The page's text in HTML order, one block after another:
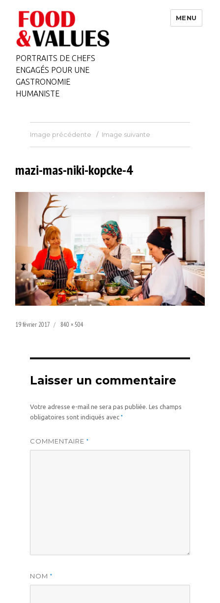
PORTRAITS DE CHEFS
ENGAGÉS POUR UNE
GASTRONOMIE
HUMANISTE
MENU
Image précédente Image suivante
mazi-mas-niki-kopcke-4
Publié
19 février 2017
Taille
840 × 504
Laisser un commentaire
Votre adresse e-mail ne sera pas publiée. Les champs
obligatoires sont indiqués avec *
COMMENTAIRE *
NOM *